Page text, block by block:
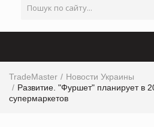
TradeMaster
Новости Украины
Развитие. "Фуршет" планирует в
супермаркетов